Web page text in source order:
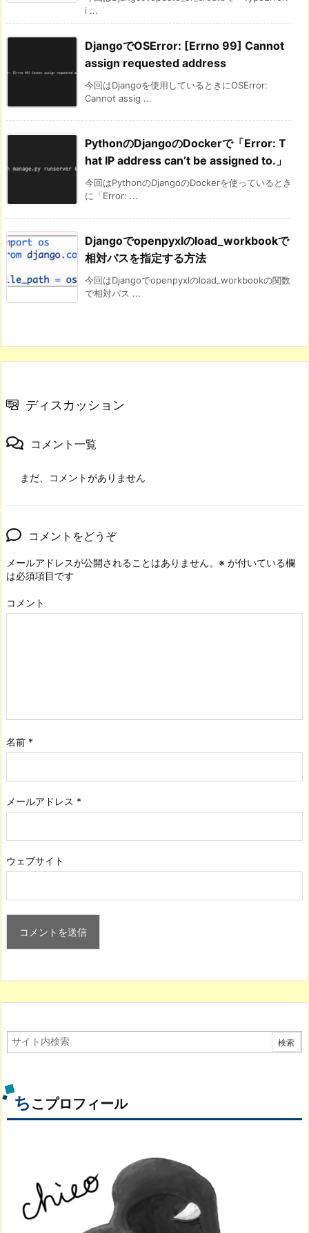
i ...
DjangoでOSError: [Errno 99] Cannot
assign requested address
今回はDjangoを使用しているときにOSError:
Cannot assig ...
PythonのDjangoのDockerで「Error: T
hat IP address can’t be assigned to.」
今回はPythonのDjangoのDockerを使っているとき
に「Error: ...
Djangoでopenpyxlのload_workbookで
相対パスを指定する方法
今回はDjangoでopenpyxlのload_workbookの関数
で相対パス ...
ディスカッション
コメント一覧
まだ、コメントがありません
コメントをどうぞ
メールアドレスが公開されることはありません。 ※ が付いている欄
は必須項目です
コメント
名前 *
メールアドレス *
ウェブサイト
ち こプロフィール